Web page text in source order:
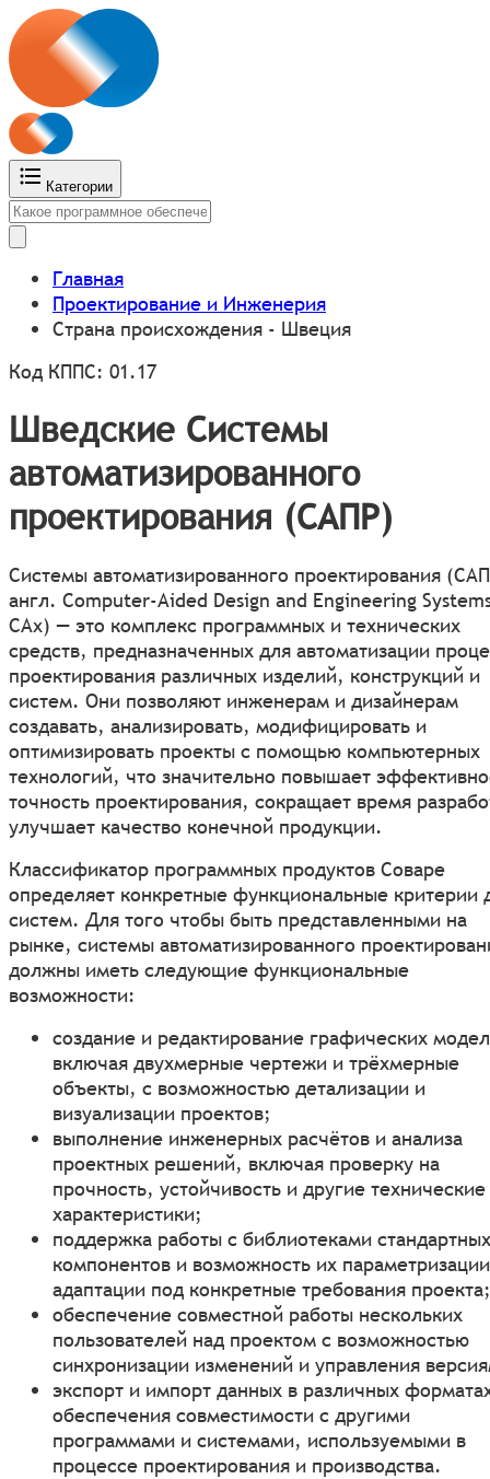
Категории
Главная
Проектирование и Инженерия
Страна происхождения - Швеция
Код КППС: 01.17
Шведские Системы
автоматизированного
проектирования (САПР)
Системы автоматизированного проектирования
англ. Computer-Aided Design and Engineering
CAx) — это комплекс программных и технических
средств, предназначенных для автоматизации
проектирования различных изделий, конструкций и
систем. Они позволяют инженерам и дизайнерам
создавать, анализировать, модифицировать и
оптимизировать проекты с помощью компьютерных
технологий, что значительно повышает
точность проектирования, сокращает время
улучшает качество конечной продукции.
Классификатор программных продуктов Соваре
определяет конкретные функциональные критерии
систем. Для того чтобы быть представленными на
рынке, системы автоматизированного
должны иметь следующие функциональные
возможности:
создание и редактирование графических
включая двухмерные чертежи и трёхмерные
объекты, с возможностью детализации и
визуализации проектов;
выполнение инженерных расчётов и анализа
проектных решений, включая проверку на
прочность, устойчивость и другие технические
характеристики;
поддержка работы с библиотеками стандартных
компонентов и возможность их
адаптации под конкретные требования проекта;
обеспечение совместной работы нескольких
пользователей над проектом с возможностью
синхронизации изменений и управления
экспорт и импорт данных в различных
обеспечения совместимости с другими
программами и системами, используемыми в
процессе проектирования и производства.